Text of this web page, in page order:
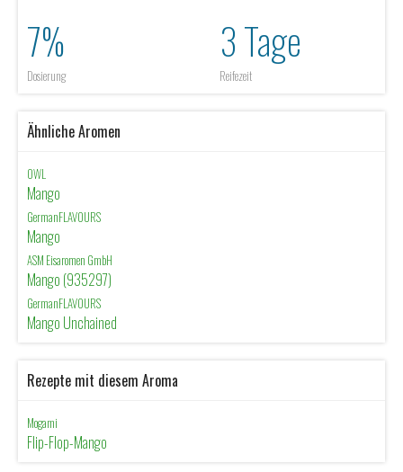
7%
Dosierung
3 Tage
Reifezeit
Ähnliche Aromen
OWL
Mango
GermanFLAVOURS
Mango
ASM Eisaromen GmbH
Mango (935297)
GermanFLAVOURS
Mango Unchained
Rezepte mit diesem Aroma
Mogami
Flip-Flop-Mango